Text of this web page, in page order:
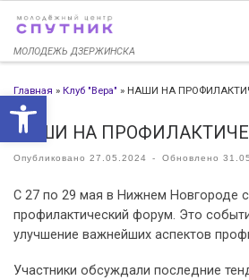
Открыть панель
Перейти к содержимому
МОЛОДЕЖЬ ДЗЕРЖИНСКА
Главная » Клуб "Вера" » НАШИ НА
НАШИ НА
Опубликовано 27.05.2024 - Обновлено
С 27 по 29 мая в Нижнем Новгороде
профилактический форум. Это
улучшение важнейших аспектов
Участники обсуждали последние